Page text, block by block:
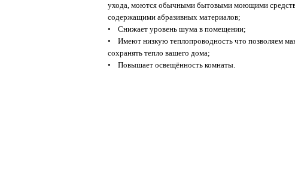
ухода, моются обычными бытовыми моющими
содержащими абразивных материалов;
• Снижает уровень шума в помещении;
• Имеют низкую теплопроводность что позволяем
сохранять тепло вашего дома;
• Повышает освещённость комнаты.